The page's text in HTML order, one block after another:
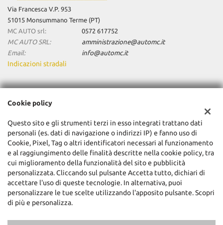
Via Francesca V.P. 953
51015 Monsummano Terme (PT)
MC AUTO srl:
0572 617752
MC AUTO SRL:
amministrazione@automc.it
Email:
info@automc.it
Indicazioni stradali
Dati fiscali:
Via Francesca V.P. 953, Monsummano Terme (PT)
C.F/P.IVA:01904480470
Registro delle imprese:PT
Cookie policy
Questo sito e gli strumenti terzi in esso integrati trattano dati
personali (es. dati di navigazione o indirizzi IP) e fanno uso di
Cookie, Pixel, Tag o altri identificatori necessari al funzionamento
e al raggiungimento delle finalità descritte nella cookie policy, tra
cui miglioramento della funzionalità del sito e pubblicità
personalizzata. Cliccando sul pulsante Accetta tutto, dichiari di
accettare l'uso di queste tecnologie. In alternativa, puoi
personalizzare le tue scelte utilizzando l'apposito pulsante. Scopri
di più e personalizza.